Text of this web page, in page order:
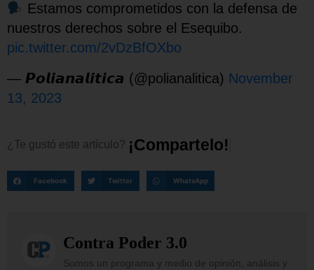
Estamos comprometidos con la defensa de
nuestros derechos sobre el Esequibo.
pic.twitter.com/2vDzBfOXbo
— 𝙋𝙤𝙡𝙞𝙖𝙣𝙖𝙡𝙞𝙩𝙞𝙘𝙖 (@polianalitica) November
13, 2023
¿Te gustó este artículo? ¡Comparte o!
Facebook Twitter WhatsApp
Contra Poder 3.0
Somos un programa y medio de opinión, análisis y